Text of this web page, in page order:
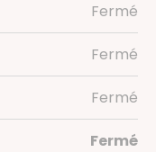
Fermé
Fermé
Fermé
Fermé